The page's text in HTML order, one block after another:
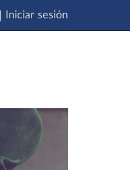
Iniciar sesión